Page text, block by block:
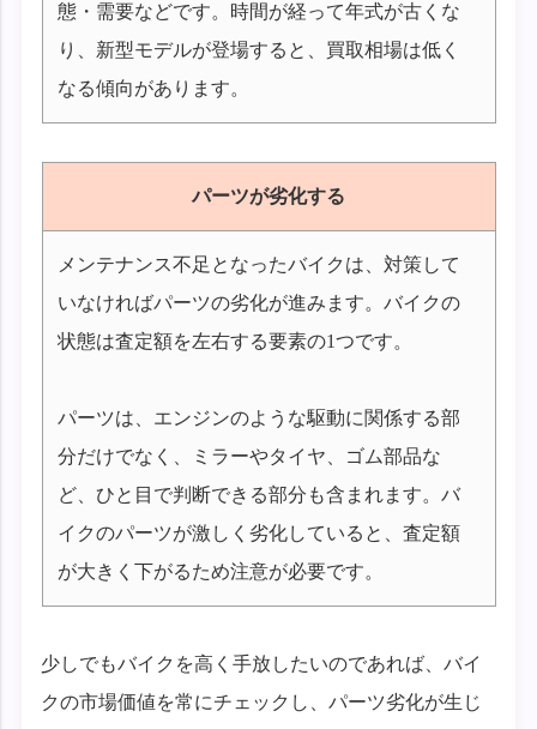
態・需要などです。時間が経って年式が古くな
り、新型モデルが登場すると、買取相場は低く
なる傾向があります。
パーツが劣化する
メンテナンス不足となったバイクは、対策して
いなければパーツの劣化が進みます。バイクの
状態は査定額を左右する要素の1つです。
パーツは、エンジンのような駆動に関係する部
分だけでなく、ミラーやタイヤ、ゴム部品な
ど、ひと目で判断できる部分も含まれます。バ
イクのパーツが激しく劣化していると、査定額
が大きく下がるため注意が必要です。
少しでもバイクを高く手放したいのであれば、バイ
クの市場価値を常にチェックし、パーツ劣化が生じ